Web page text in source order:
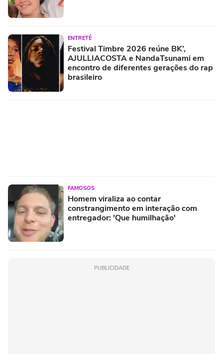
ENTRETÊ
Festival Timbre 2026 reúne BK’,
AJULLIACOSTA e NandaTsunami em
encontro de diferentes gerações do rap
brasileiro
FAMOSOS
Homem viraliza ao contar
constrangimento em interação com
entregador: 'Que humilhação'
PUBLICIDADE